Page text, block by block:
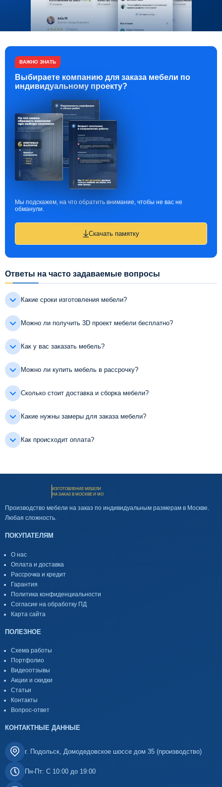
ВАЖНО ЗНАТЬ
Выбираете компанию для заказа мебели по
индивидуальному проекту?
Мы подскажем, на что обратить внимание, чтобы не вас не
обманули.
Скачать памятку
Ответы на часто задаваемые вопросы
Какие сроки изготовления мебели?
Можно ли получить 3D проект мебели бесплатно?
Как у вас заказать мебель?
Можно ли купить мебель в рассрочку?
Сколько стоит доставка и сборка мебели?
Какие нужны замеры для заказа мебели?
Как происходит оплата?
ИЗГОТОВЛЕНИЕ МЕБЕЛИ
НА ЗАКАЗ В МОСКВЕ И МО
Производство мебели на заказ по индивидуальным размерам в Москве.
Любая сложность.
ПОКУПАТЕЛЯМ
О нас
Оплата и доставка
Рассрочка и кредит
Гарантия
Политика конфиденциальности
Согласие на обработку ПД
Карта сайта
ПОЛЕЗНОЕ
Схема работы
Портфолио
Видеоотзывы
Акции и скидки
Статьи
Контакты
Вопрос-ответ
КОНТАКТНЫЕ ДАННЫЕ
г. Подольск, Домодедовское шоссе дом 35 (производство)
Пн-Пт: С 10:00 до 19:00